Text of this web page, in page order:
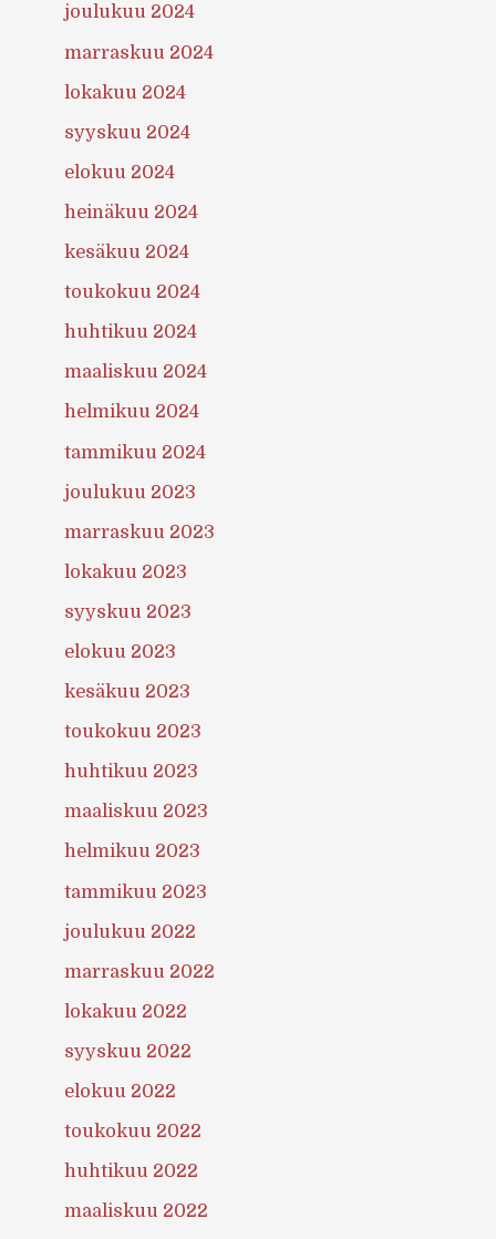
joulukuu 2024
marraskuu 2024
lokakuu 2024
syyskuu 2024
elokuu 2024
heinäkuu 2024
kesäkuu 2024
toukokuu 2024
huhtikuu 2024
maaliskuu 2024
helmikuu 2024
tammikuu 2024
joulukuu 2023
marraskuu 2023
lokakuu 2023
syyskuu 2023
elokuu 2023
kesäkuu 2023
toukokuu 2023
huhtikuu 2023
maaliskuu 2023
helmikuu 2023
tammikuu 2023
joulukuu 2022
marraskuu 2022
lokakuu 2022
syyskuu 2022
elokuu 2022
toukokuu 2022
huhtikuu 2022
maaliskuu 2022